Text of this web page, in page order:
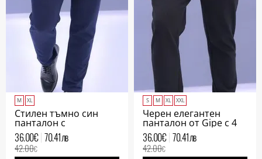
M XL
Стилен тъмно син
панталон с
италиански джоб от
Gipe
36.00€ 70.41лв
42.00€
S M XL XXL
Черен елегантен
панталон от Gipe с 4
джоба
36.00€ 70.41лв
42.00€